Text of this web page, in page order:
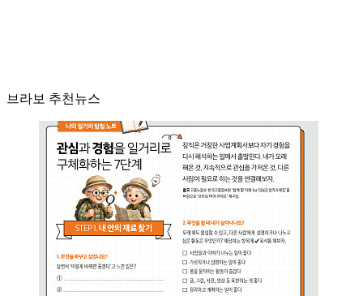
브라보 추천뉴스